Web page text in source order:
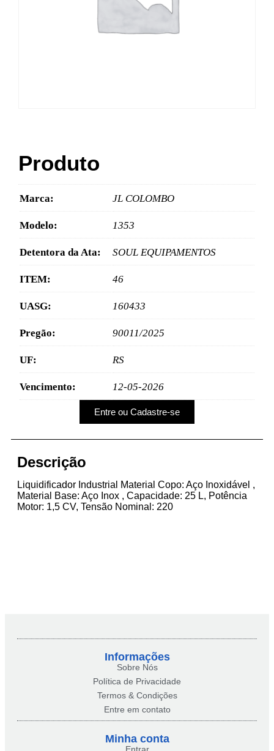
Produto
Marca: JL COLOMBO
Modelo: 1353
Detentora da Ata: SOUL EQUIPAMENTOS
ITEM: 46
UASG: 160433
Pregão: 90011/2025
UF: RS
Vencimento: 12-05-2026
Entre ou Cadastre-se
Descrição
Liquidificador Industrial Material Copo: Aço Inoxidável ,
Material Base: Aço Inox , Capacidade: 25 L, Potência
Motor: 1,5 CV, Tensão Nominal: 220
Informações
Sobre Nós
Política de Privacidade
Termos & Condições
Entre em contato
Minha conta​
Entrar